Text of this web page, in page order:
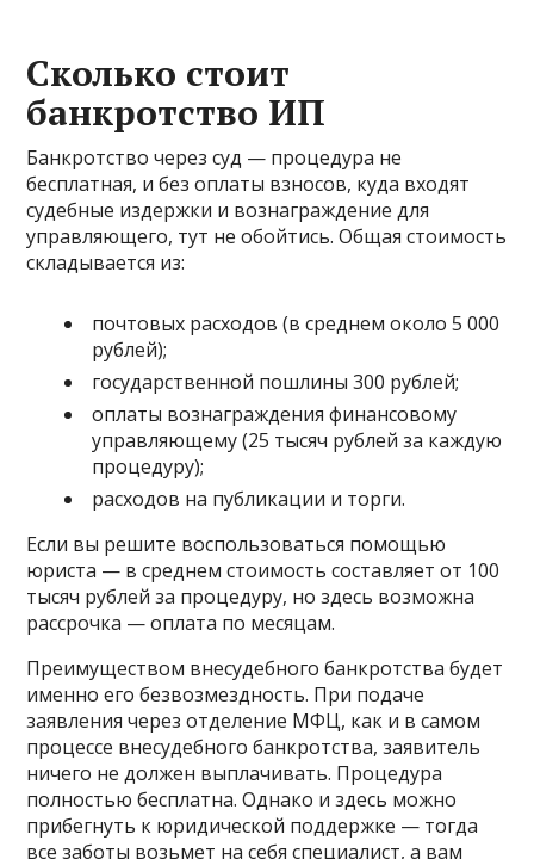
Сколько стоит
банкротство ИП
Банкротство через суд — процедура не
бесплатная, и без оплаты взносов, куда входят
судебные издержки и вознаграждение для
управляющего, тут не обойтись. Общая стоимость
складывается из:
почтовых расходов (в среднем около 5 000
рублей);
государственной пошлины 300 рублей;
оплаты вознаграждения финансовому
управляющему (25 тысяч рублей за каждую
процедуру);
расходов на публикации и торги.
Если вы решите воспользоваться помощью
юриста — в среднем стоимость составляет от 100
тысяч рублей за процедуру, но здесь возможна
рассрочка — оплата по месяцам.
Преимуществом внесудебного банкротства будет
именно его безвозмездность. При подаче
заявления через отделение МФЦ, как и в самом
процессе внесудебного банкротства, заявитель
ничего не должен выплачивать. Процедура
полностью бесплатна. Однако и здесь можно
прибегнуть к юридической поддержке — тогда
все заботы возьмет на себя специалист, а вам